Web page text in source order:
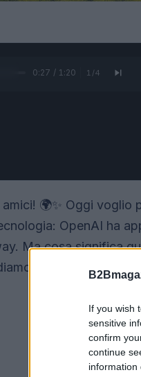
If you wish
sensitive
confirm
continue
information
0:28 / 1:20 1 /4
amici! 🌍✨ Oggi
OpenAI ha
Ma cosa significa
a scoprirlo insieme!